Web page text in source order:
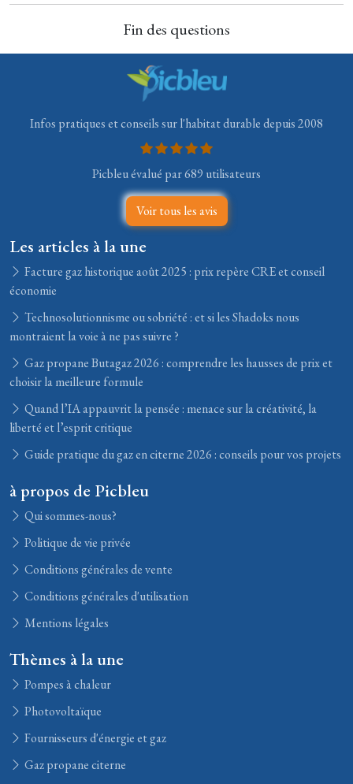
Fin des questions
Infos pratiques et conseils sur l'habitat durable depuis 2008
Picbleu évalué par 689 utilisateurs
Voir tous les avis
Les articles à la une
Facture gaz historique août 2025 : prix repère CRE et conseil
économie
Technosolutionnisme ou sobriété : et si les Shadoks nous
montraient la voie à ne pas suivre ?
Gaz propane Butagaz 2026 : comprendre les hausses de prix et
choisir la meilleure formule
Quand l’IA appauvrit la pensée : menace sur la créativité, la
liberté et l’esprit critique
Guide pratique du gaz en citerne 2026 : conseils pour vos projets
à propos de Picbleu
Qui sommes-nous?
Politique de vie privée
Conditions générales de vente
Conditions générales d'utilisation
Mentions légales
Thèmes à la une
Pompes à chaleur
Photovoltaïque
Fournisseurs d'énergie et gaz
Gaz propane citerne